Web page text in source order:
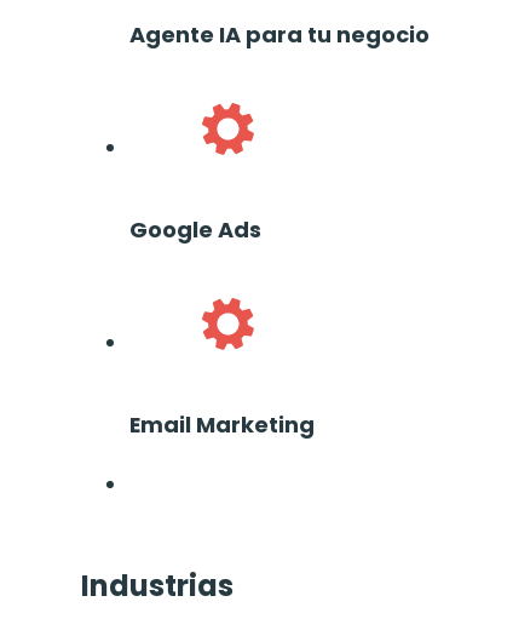
Agente IA para tu negocio
Google Ads
Email Marketing
Industrias